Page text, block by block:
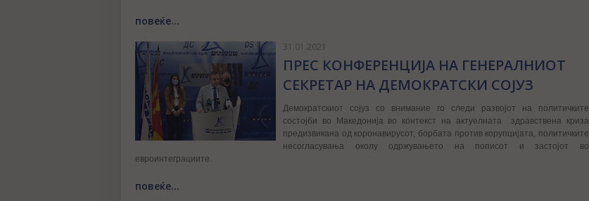
повеќе...
31.01.2021
ПРЕС КОНФЕРЕНЦИЈА НА ГЕНЕРАЛНИОТ
СЕКРЕТАР НА ДЕМОКРАТСКИ СОЈУЗ
Демократскиот сојуз со внимание го следи развојот на политичките
состојби во Македонија во контекст на актуелната здравствена криза
предизвикана од коронавирусот, борбата против корупцијата, политичките
несогласувања околу одржувањето на пописот и застојот во
евроинтеграциите.
повеќе...